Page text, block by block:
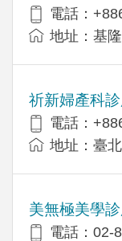
電話：
地址：基
祈新婦產科
電話：
地址：臺
美無極美學
電話：02-